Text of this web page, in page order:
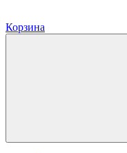
Корзина